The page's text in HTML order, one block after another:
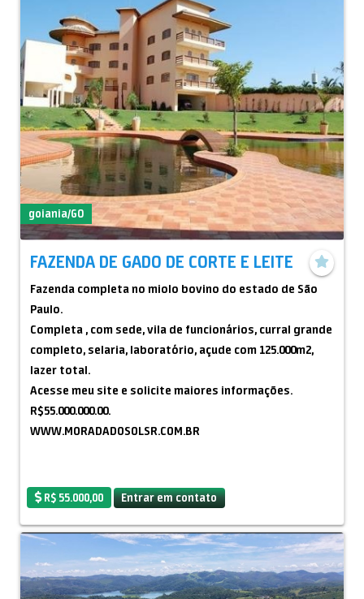
goiania/GO
FAZENDA DE GADO DE CORTE E LEITE
Fazenda completa no miolo bovino do estado de São
Paulo.
Completa , com sede, vila de funcionários, curral grande
completo, selaria, laboratório, açude com 125.000m2,
lazer total.
Acesse meu site e solicite maiores informações.
R$55.000.000.00.
WWW.MORADADOSOLSR.COM.BR
R$ 55.000,00 Entrar em contato